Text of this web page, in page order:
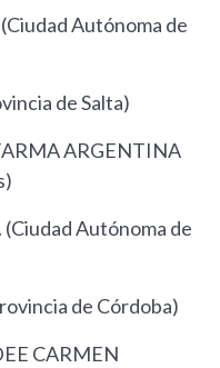
Autónoma de
de Salta)
ARGENTINA
Autónoma de
de Córdoba)
CARMEN